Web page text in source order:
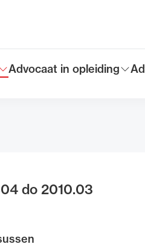
Toon submenu voor
Advocaat in opleiding
do 2010.03